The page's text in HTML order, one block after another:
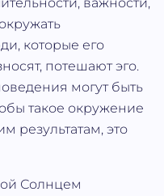
которые его
потешают эго.
могут быть
такое окружение
результатам, это
Солнцем